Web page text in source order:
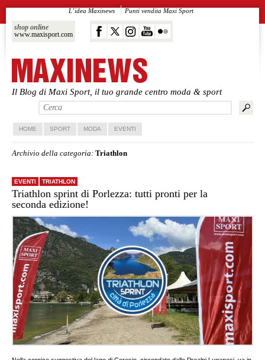
Il Blog di Maxi Sport, il tuo grande centro moda & sport
shop online
www.maxisport.com
L’idea Maxinews Punti vendita Maxi Sport
Vai al contenuto principale
Vai al contenuto secondario
HOME SPORT MODA EVENTI
Archivio della categoria:Triathlon
EVENTI TRIATHLON
Triathlon sprint di Porlezza: tutti pronti per la
seconda edizione!